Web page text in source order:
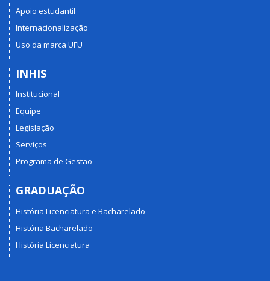
Apoio estudantil
Internacionalização
Uso da marca UFU
INHIS
Institucional
Equipe
Legislação
Serviços
Programa de Gestão
GRADUAÇÃO
História Licenciatura e Bacharelado
História Bacharelado
História Licenciatura